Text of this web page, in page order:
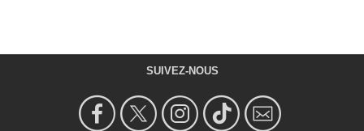
SUIVEZ-NOUS